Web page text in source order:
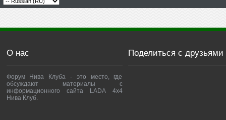
О нас
Форум Нива Клуба - это место, где
обсуждают материалы с
информационного сайта LADA 4x4
Нива Клуб.
Поделиться с друзьями